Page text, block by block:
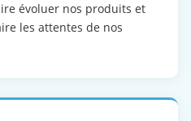
évoluer nos produits et
les attentes de nos